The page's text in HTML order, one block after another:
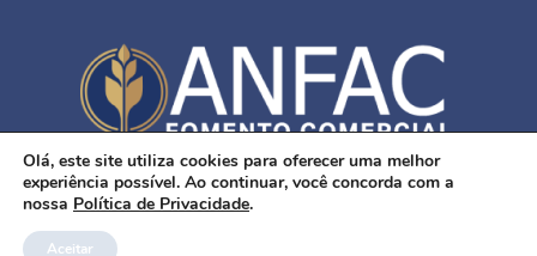
SUPORTADO POR DIVOX TECNOLOGIA
Olá, este site utiliza cookies para oferecer uma melhor
experiência possível. Ao continuar, você concorda com a
nossa Política de Privacidade.
Aceitar